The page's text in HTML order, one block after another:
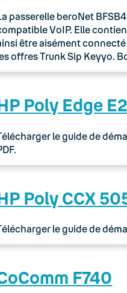
passerelle beroNet
VoIP. Elle
être aisément
offres Trunk Sip Keyyo.
Poly Edge
le guide de
Poly CCX
le guide de
F740